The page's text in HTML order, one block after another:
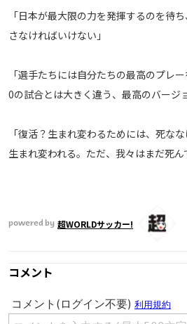
ご利用にあたって
プライバシーポリシー
「日本が最大限の力を発揮するのを待
さなければいけない」
「選手たちには自分たちの最高のプレ
0の試合とは大きく違う、最高のバージ
「復活？生まれ変わるためには、死な
生まれ変われる。ただ、我々はまだ死ん
powered by 超WORLDサッカー!
コメント